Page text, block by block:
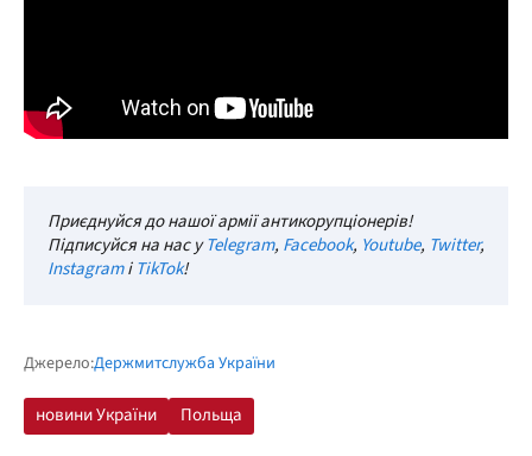
Приєднуйся до нашої армії антикорупціонерів!
Підписуйся на нас уTelegram, Facebook, Youtube, Twitter,
InstagramіTikTok!
Джерело:Держмитслужба України
новини України Польща